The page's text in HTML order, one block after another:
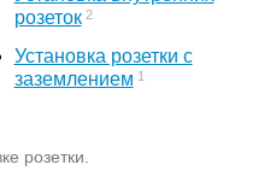
розеток 2
Установка розетки с
заземлением 1
розетки.